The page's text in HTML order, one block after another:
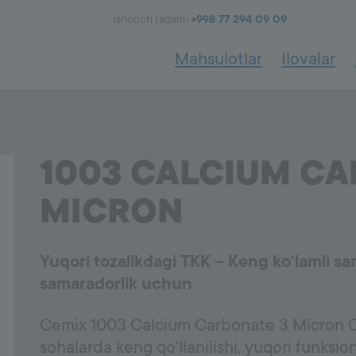
Ishonch raqami +998 77 294 09 09
Mahsulotlar Ilovalar
Elastomerlar Shisha va Keramika
1003 CALCIUM
MICRON
Yuqori tozalikdagi TKK – Keng ko‘lamli
samaradorlik uchun
Cemix 1003 Calcium Carbonate 3
sohalarda keng qo‘llanilishi, yuqori